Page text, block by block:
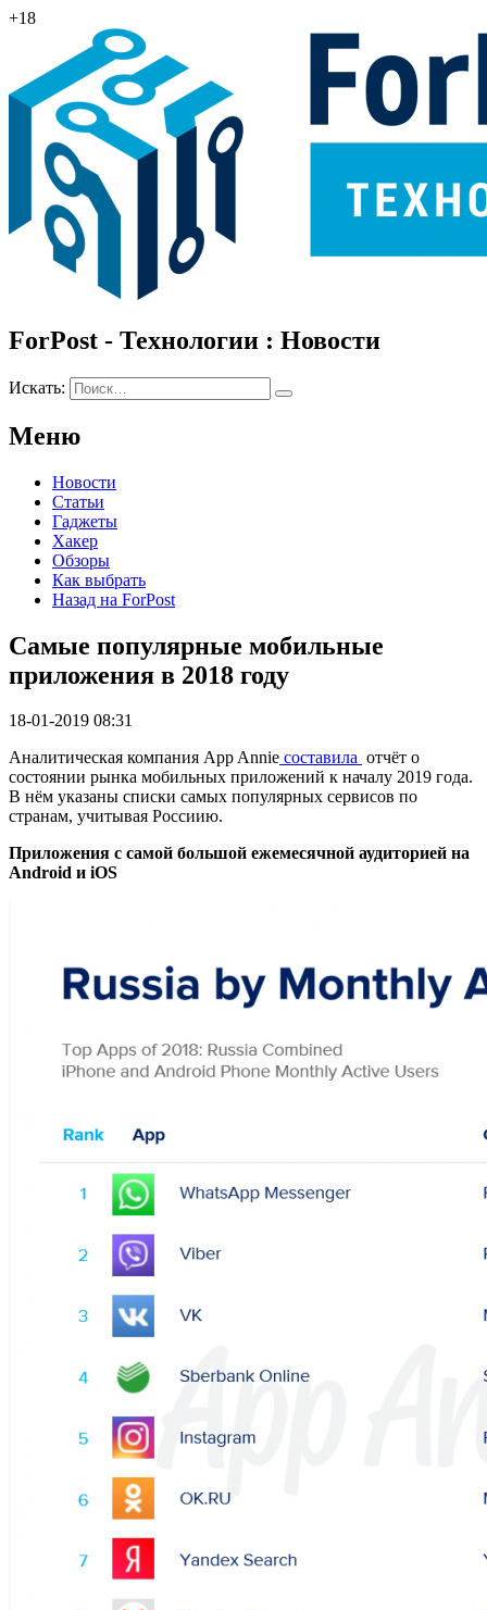
+18
ForPost - Технологии : Новости
Искать:
Меню
Новости
Статьи
Гаджеты
Хакер
Обзоры
Как выбрать
Назад на ForPost
Самые популярные мобильные
приложения в 2018 году
18-01-2019 08:31
Аналитическая компания App Annie составила отчёт о
состоянии рынка мобильных приложений к началу 2019 года.
В нём указаны списки самых популярных сервисов по
странам, учитывая Россиию.
Приложения с самой большой ежемесячной аудиторией на
Android и iOS